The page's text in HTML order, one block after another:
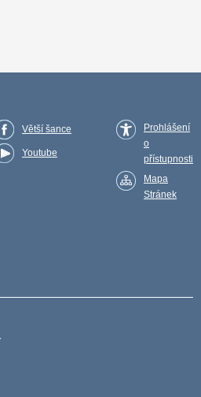
Větší šance
Youtube
Prohlášení
o
přístupnosti
Mapa
Stránek